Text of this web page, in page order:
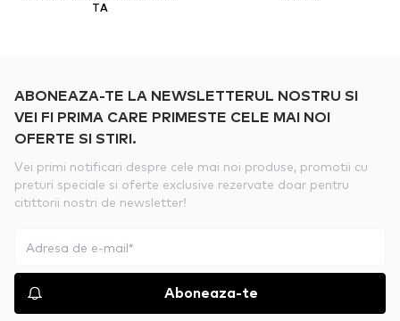
TA
ABONEAZA-TE LA NEWSLETTERUL NOSTRU SI
VEI FI PRIMA CARE PRIMESTE CELE MAI NOI
OFERTE SI STIRI.
Vei primi notificari despre cele mai noi produse, promotii cu
preturi speciale si oferte exclusive rezervate doar pentru
citittorii nostri de newsletter!
Aboneaza-te